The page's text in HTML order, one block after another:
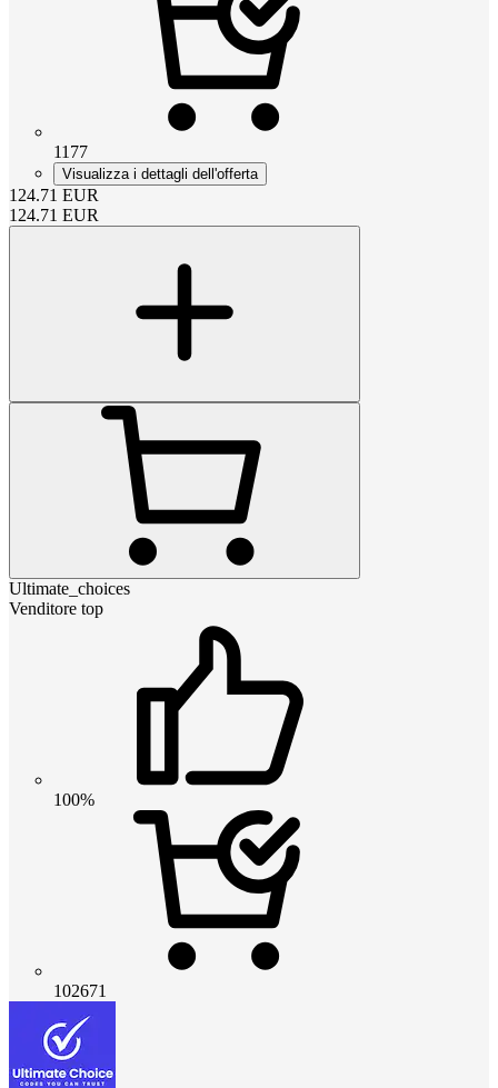
1177
Visualizza i dettagli dell'offerta
124.71 EUR
124.71 EUR
Ultimate_choices
Venditore top
100%
102671